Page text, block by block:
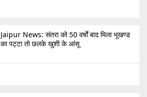
Jaipur News: संतरा को 50 वर्षों बाद मिला भूखण्ड
का पट्टा तो छलके खुशी के आंसू